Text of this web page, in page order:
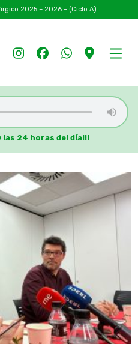
2025 – 2026 – (Ciclo A)
las 24 horas del día!!!